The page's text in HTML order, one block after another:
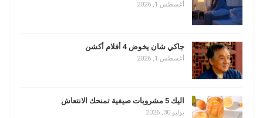
أغسطس 1, 2026
جاكي شان يخوض 4 أفلام أكشن
أغسطس 1, 2026
اليك 5 مشروبات صيفية تمنحك الانتعاش
يوليو 30, 2026